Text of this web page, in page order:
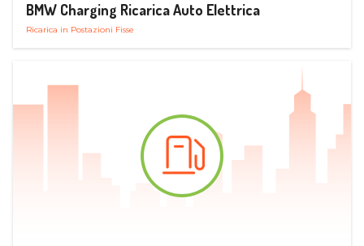
BMW Charging Ricarica Auto Elettrica
Ricarica in Postazioni Fisse